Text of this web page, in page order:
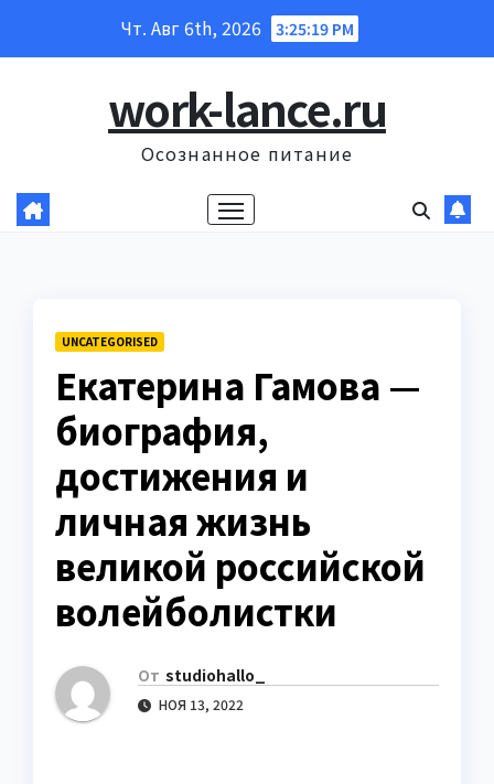
Чт. Авг 6th, 2026 3:25:20 PM
work-lance.ru
Осознанное питание
UNCATEGORISED
Екатерина Гамова —
биография,
достижения и
личная жизнь
великой российской
волейболистки
От studiohallo_
НОЯ 13, 2022